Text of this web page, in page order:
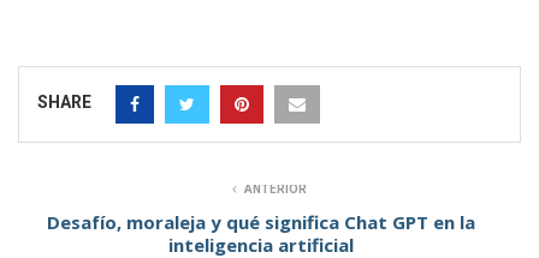
SHARE
ANTERIOR
Desafío, moraleja y qué significa Chat GPT en la
inteligencia artificial